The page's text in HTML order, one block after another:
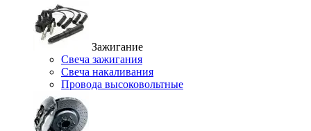
Зажигание
Свеча зажигания
Свеча накаливания
Провода высоковольтные